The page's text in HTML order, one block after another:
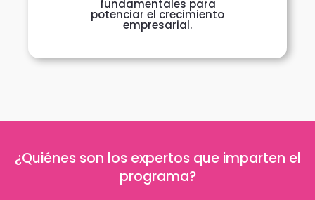
fundamentales para
potenciar el crecimiento
empresarial.
¿Quiénes son los expertos que imparten el
programa?